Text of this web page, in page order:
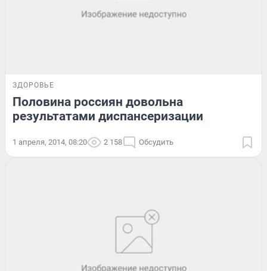
ЗДОРОВЬЕ
Половина россиян довольна
результатами диспансеризации
1 апреля, 2014, 08:20 2 158 Обсудить